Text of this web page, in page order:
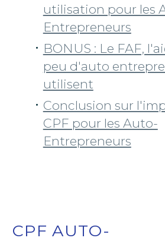
utilisation pour les
Entrepreneurs
BONUS : Le FAF,
peu d'auto
utilisent
Conclusion sur
CPF pour les Auto-
Entrepreneurs
CPF AUTO-